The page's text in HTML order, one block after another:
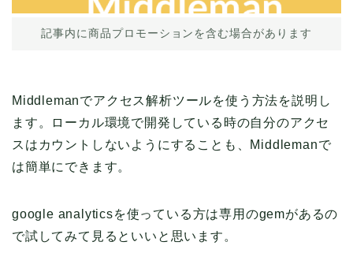
記事内に商品プロモーションを含む場合があります
Middlemanでアクセス解析ツールを使う方法を説明し
ます。ローカル環境で開発している時の自分のアクセ
スはカウントしないようにすることも、Middlemanで
は簡単にできます。
google analyticsを使っている方は専用のgemがあるの
で試してみて見るといいと思います。